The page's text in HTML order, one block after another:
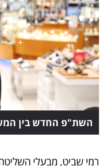
השת"פ החדש בין